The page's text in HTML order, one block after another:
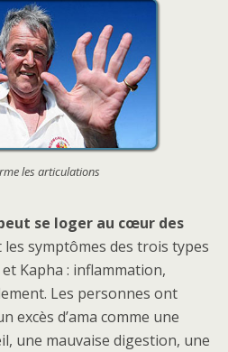
les articulations
se loger au cœur des
symptômes des trois types
Kapha : inflammation,
Les personnes ont
excès d’ama comme une
une mauvaise digestion, une